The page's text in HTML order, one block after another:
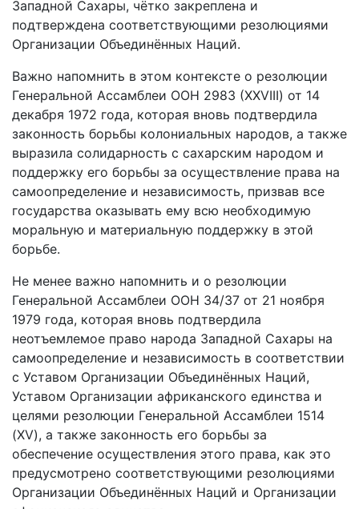
Западной Сахары, чётко закреплена и
подтверждена соответствующими резолюциями
Организации Объединённых Наций.
Важно напомнить в этом контексте о резолюции
Генеральной Ассамблеи ООН 2983 (XXVIII) от 14
декабря 1972 года, которая вновь подтвердила
законность борьбы колониальных народов, а также
выразила солидарность с сахарским народом и
поддержку его борьбы за осуществление права на
самоопределение и независимость, призвав все
государства оказывать ему всю необходимую
моральную и материальную поддержку в этой
борьбе.
Не менее важно напомнить и о резолюции
Генеральной Ассамблеи ООН 34/37 от 21 ноября
1979 года, которая вновь подтвердила
неотъемлемое право народа Западной Сахары на
самоопределение и независимость в соответствии
с Уставом Организации Объединённых Наций,
Уставом Организации африканского единства и
целями резолюции Генеральной Ассамблеи 1514
(XV), а также законность его борьбы за
обеспечение осуществления этого права, как это
предусмотрено соответствующими резолюциями
Организации Объединённых Наций и Организации